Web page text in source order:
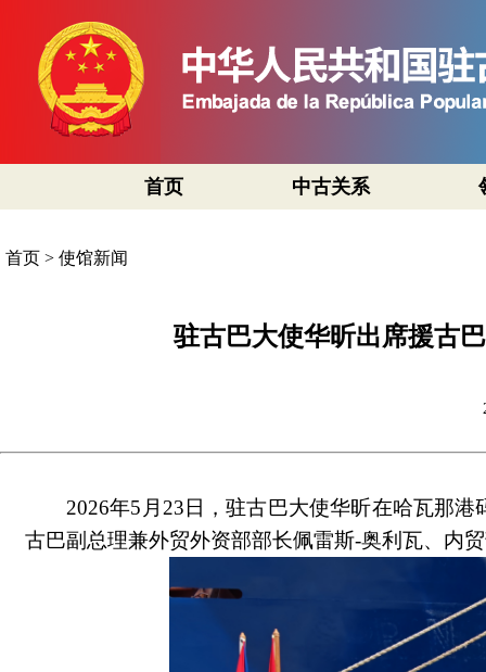
首页 中古关系
首页 > 使馆新闻
驻古巴大使华昕出席援古
2026年5 月 23 日，驻古巴大使华昕在哈瓦那港
古巴副总理兼外贸外资部部长佩雷斯-奥利瓦、内